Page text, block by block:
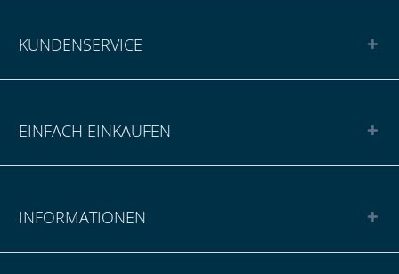
KUNDENSERVICE
EINFACH EINKAUFEN
INFORMATIONEN